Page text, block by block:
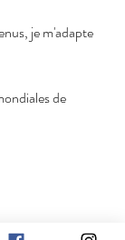
je m'adapte
de